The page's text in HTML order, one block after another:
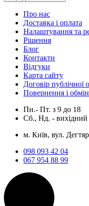
Про нас
Доставка і оплата
Налаштування та
Рішення
Блог
Контакти
Відгуки
Карта сайту
Договір публічної
Повернення і обмін
Пн.- Пт. з 9 до 18
Сб., Нд. - вихідний
м. Київ, вул.
098 093 42 04
067 954 88 99